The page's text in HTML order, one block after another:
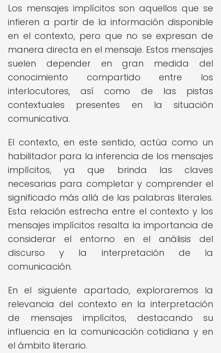
Los mensajes implícitos son aquellos que se
infieren a partir de la información disponible
en el contexto, pero que no se expresan de
manera directa en el mensaje. Estos mensajes
suelen depender en gran medida del
conocimiento compartido entre los
interlocutores, así como de las pistas
contextuales presentes en la situación
comunicativa.
El contexto, en este sentido, actúa como un
habilitador para la inferencia de los mensajes
implícitos, ya que brinda las claves
necesarias para completar y comprender el
significado más allá de las palabras literales.
Esta relación estrecha entre el contexto y los
mensajes implícitos resalta la importancia de
considerar el entorno en el análisis del
discurso y la interpretación de la
comunicación.
En el siguiente apartado, exploraremos la
relevancia del contexto en la interpretación
de mensajes implícitos, destacando su
influencia en la comunicación cotidiana y en
el ámbito literario.